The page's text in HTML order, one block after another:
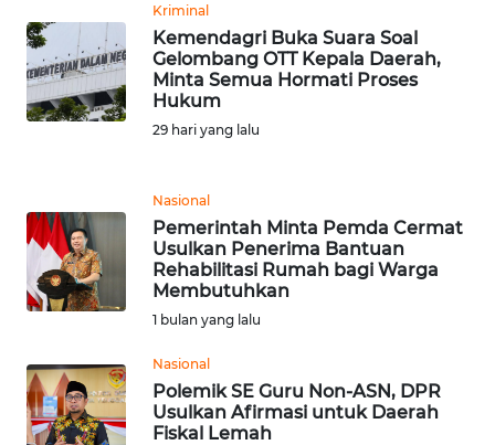
Kriminal
Kemendagri Buka Suara Soal
Gelombang OTT Kepala Daerah,
Minta Semua Hormati Proses
Hukum
29 hari yang lalu
Nasional
Pemerintah Minta Pemda Cermat
Usulkan Penerima Bantuan
Rehabilitasi Rumah bagi Warga
Membutuhkan
1 bulan yang lalu
Nasional
Polemik SE Guru Non-ASN, DPR
Usulkan Afirmasi untuk Daerah
Fiskal Lemah
PEDOMAN
MEDIA
SIBER
DISCLAIMER
Wahana
WN
SUMUT